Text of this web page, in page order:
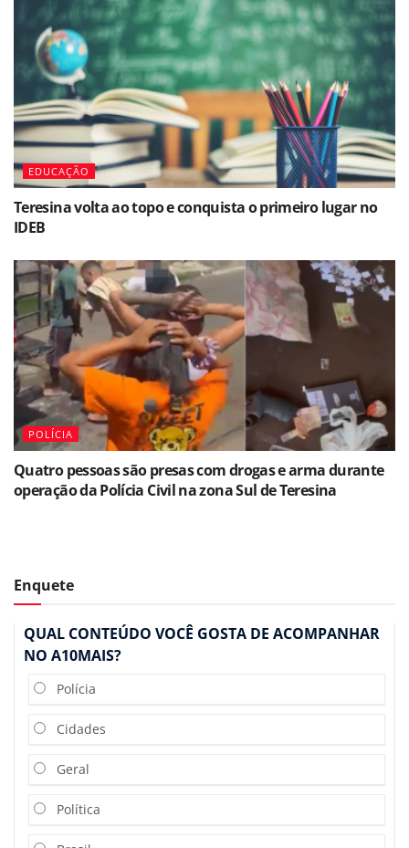
EDUCAÇÃO
Teresina volta ao topo e conquista o primeiro lugar no
IDEB
POLÍCIA
Quatro pessoas são presas com drogas e arma durante
operação da Polícia Civil na zona Sul de Teresina
Enquete
QUAL CONTEÚDO VOCÊ GOSTA DE ACOMPANHAR
NO A10MAIS?
Polícia
Cidades
Geral
Política